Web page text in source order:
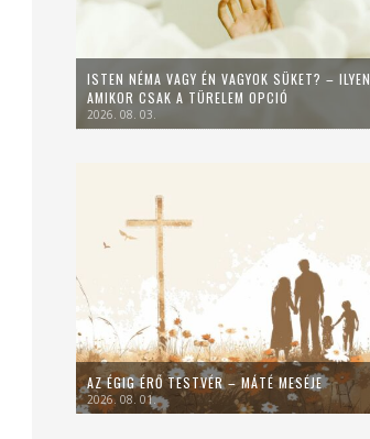
ISTEN NÉMA VAGY ÉN VAGYOK SÜKET? – ILYEN,
AMIKOR CSAK A TÜRELEM OPCIÓ
2026. 08. 03.
AZ ÉGIG ÉRŐ TESTVÉR – MÁTÉ MESÉJE
2026. 08. 01.